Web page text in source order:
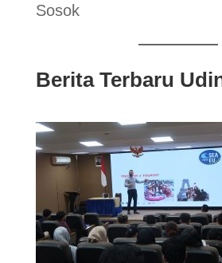
Sosok
Berita Terbaru